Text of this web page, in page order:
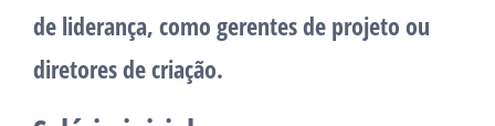
de liderança, como gerentes de projeto ou
diretores de criação.